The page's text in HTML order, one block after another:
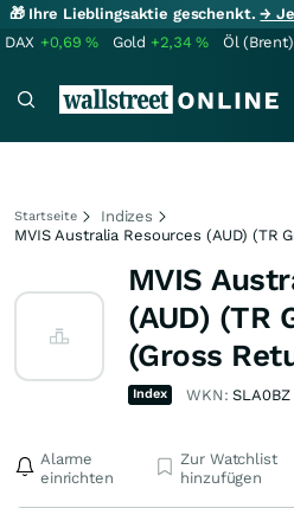
🎁 Ihre Lieblingsaktie geschenkt.→
DAX +0,69% Gold +2,34% Öl (Brent)
Startseite
Indizes
MVIS Australia Resources (AUD) (TR
MVIS
(AUD) (TR
(Gross
Index WKN:SLA0BZ
Alarme
einrichten
Zur Watchlist
hinzufügen